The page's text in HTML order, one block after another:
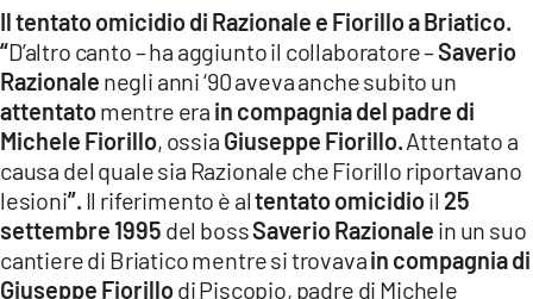
Il tentato omicidio di Razionale e Fiorillo a Briatico.
“D’altro canto – ha aggiunto il collaboratore –Saverio
Razionale negli anni ‘90 aveva anche subito un
attentatomentre era in compagnia del padre di
Michele Fiorillo, ossia Giuseppe Fiorillo.Attentato a
causa del quale sia Razionale che Fiorillo riportavano
lesioni”. Il riferimento è altentato omicidioil 25
settembre 1995 del bossSaverio Razionale in un suo
cantiere di Briatico mentre si trovavain compagnia di
Giuseppe Fiorillodi Piscopio, padre di Michele